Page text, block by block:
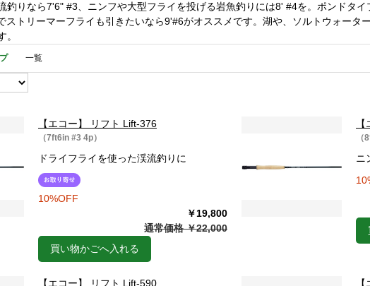
釣りなら7'6" #3、ニンフや大型フライを投げる岩魚釣りには8' #4を。ポンドタ
ストリーマーフライも引きたいなら9'#6がオススメです。湖や、ソルトウォータ
。
一覧
【エコー】 リフト Lift-376
（7ft6in #3 4p）
ドライフライを使った渓流釣りに
10%OFF
￥19,800
通常価格 ￥22,000
買い物かごへ入れる
（
ニ
【エコー】 リフト Lift-590